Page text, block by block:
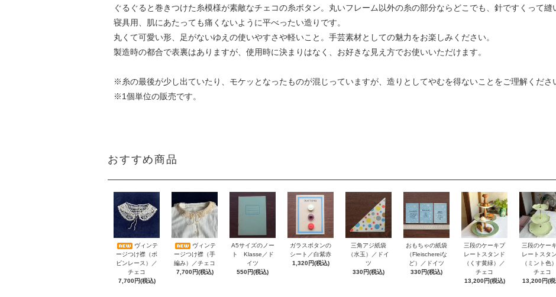
ぐるぐると巻きつけた糸模様が素敵なチェコの糸ボタン。丸いフレーム以外の糸の部分ならどこでも、針ですくって
寝具用、肌にあたっても痛くないように平べったい造りです。
丸くて可愛い形、足がないゆえの使いやすさや軽いこと。手芸素材としての魅力をお楽しみください。
製造時の都合で表裏はありますが、使用時に決まりはなく、お好きな見え方でお使いいただけます。
※糸の最後が少し出ていたり、モケッとなったものが混じっていますが、造りとしてやむを得ないことをご理解くださ
※1個単位の販売です。
おすすめ商品
ヴィンテ
ージつけ襟（ボ
ビンレース）／
チェコ
7,700円(税込)
ヴィンテ
ージつけ襟（手
編み）／チェコ
7,700円(税込)
A5サイズのノー
ト Klasse／ド
イツ
550円(税込)
ガラスボタンの
シート／白紫赤
1,320円(税込)
三角アジ紙袋
（水玉）／ドイ
ツ
330円(税込)
おもちゃの紙袋
（Fleischereiな
ど）／ドイツ
330円(税込)
三段のケーキプ
レートスタンド
（くす黄緑）／
チェコ
13,200円(税込)
三段のケー
レートスタ
（ミント色
チェコ
13,200円(税